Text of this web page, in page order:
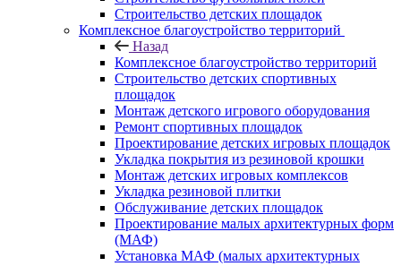
Строительство детских площадок
Комплексное благоустройство территорий
Назад
Комплексное благоустройство территорий
Строительство детских спортивных
площадок
Монтаж детского игрового оборудования
Ремонт спортивных площадок
Проектирование детских игровых площадок
Укладка покрытия из резиновой крошки
Монтаж детских игровых комплексов
Укладка резиновой плитки
Обслуживание детских площадок
Проектирование малых архитектурных форм
(МАФ)
Установка МАФ (малых архитектурных